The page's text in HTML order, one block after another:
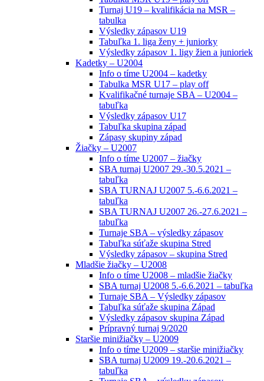
Turnaj U19 – kvalifikácia na MSR –
tabulka
Výsledky zápasov U19
Tabuľka 1. liga ženy + juniorky
Výsledky zápasov 1. ligy žien a junioriek
Kadetky – U2004
Info o tíme U2004 – kadetky
Tabulka MSR U17 – play off
Kvalifikačné turnaje SBA – U2004 –
tabuľka
Výsledky zápasov U17
Tabuľka skupina západ
Zápasy skupiny západ
Žiačky – U2007
Info o tíme U2007 – žiačky
SBA turnaj U2007 29.-30.5.2021 –
tabuľka
SBA TURNAJ U2007 5.-6.6.2021 –
tabuľka
SBA TURNAJ U2007 26.-27.6.2021 –
tabuľka
Turnaje SBA – výsledky zápasov
Tabuľka súťaže skupina Stred
Výsledky zápasov – skupina Stred
Mladšie žiačky – U2008
Info o tíme U2008 – mladšie žiačky
SBA turnaj U2008 5.-6.6.2021 – tabuľka
Turnaje SBA – Výsledky zápasov
Tabuľka súťaže skupina Západ
Výsledky zápasov skupina Západ
Prípravný turnaj 9/2020
Staršie minižiačky – U2009
Info o tíme U2009 – staršie minižiačky
SBA turnaj U2009 19.-20.6.2021 –
tabuľka